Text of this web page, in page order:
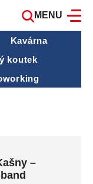
MENU
Kavárna
koutek
–